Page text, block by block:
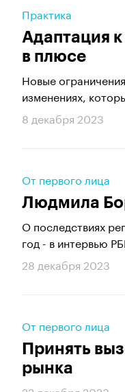
Практика
Адаптация
в плюсе
Новые
изменениях,
8 декабря 2023
От первого лица
Людмила
О последствиях
год - в интервью
28 декабря 2023
От первого лица
Принять
рынка